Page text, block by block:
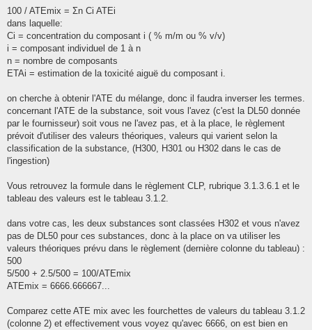
100 / ATEmix = Σn Ci ATEi
dans laquelle:
Ci = concentration du composant i ( % m/m ou % v/v)
i = composant individuel de 1 à n
n = nombre de composants
ETAi = estimation de la toxicité aiguë du composant i.
on cherche à obtenir l'ATE du mélange, donc il faudra inverser les termes.
concernant l'ATE de la substance, soit vous l'avez (c'est la DL50 donnée
par le fournisseur) soit vous ne l'avez pas, et à la place, le règlement
prévoit d'utiliser des valeurs théoriques, valeurs qui varient selon la
classification de la substance, (H300, H301 ou H302 dans le cas de
l'ingestion)
Vous retrouvez la formule dans le règlement CLP, rubrique 3.1.3.6.1 et le
tableau des valeurs est le tableau 3.1.2.
dans votre cas, les deux substances sont classées H302 et vous n'avez
pas de DL50 pour ces substances, donc à la place on va utiliser les
valeurs théoriques prévu dans le règlement (dernière colonne du tableau) :
500
5/500 + 2.5/500 = 100/ATEmix
ATEmix = 6666.666667...
Comparez cette ATE mix avec les fourchettes de valeurs du tableau 3.1.2
(colonne 2) et effectivement vous voyez qu'avec 6666, on est bien en